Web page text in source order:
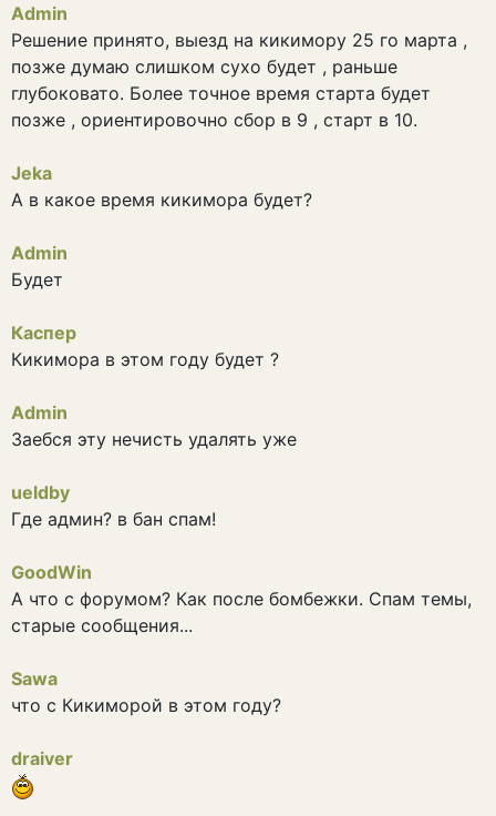
Admin
Решение принято, выезд на кикимору 25 го марта ,
позже думаю слишком сухо будет , раньше
глубоковато. Более точное время старта будет
позже , ориентировочно сбор в 9 , старт в 10.
Jeka
А в какое время кикимора будет?
Admin
Будет
Каспер
Кикимора в этом году будет ?
Admin
Заебся эту нечисть удалять уже
ueldby
Где админ? в бан спам!
GoodWin
А что с форумом? Как после бомбежки. Спам темы,
старые сообщения...
Sawa
что с Кикиморой в этом году?
draiver